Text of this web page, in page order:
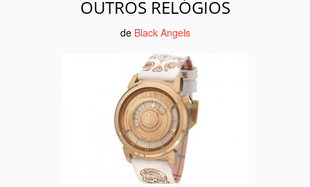
OUTROS RELÓGIOS
de Black Angels